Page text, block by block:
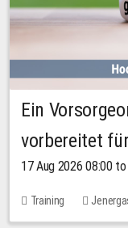
Ein
vorbereitet
17 Aug 2026 08:00
Training